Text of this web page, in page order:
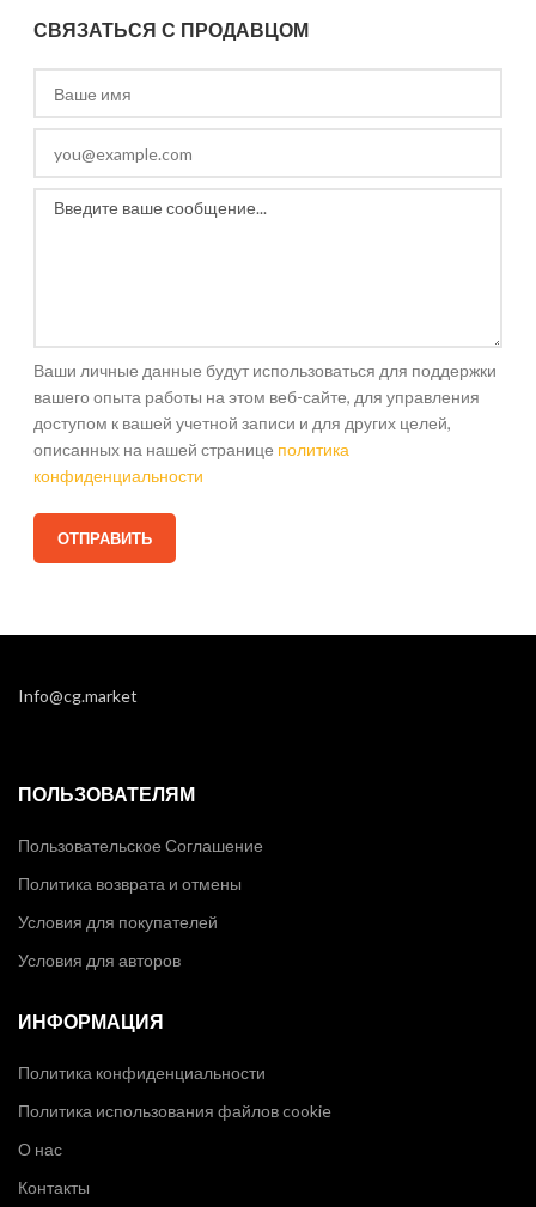
СВЯЗАТЬСЯ С ПРОДАВЦОМ
Ваши личные данные будут использоваться для поддержки
вашего опыта работы на этом веб-сайте, для управления
доступом к вашей учетной записи и для других целей,
описанных на нашей странице политика
конфиденциальности
Info@cg.market
ПОЛЬЗОВАТЕЛЯМ
Пользовательское Соглашение
Политика возврата и отмены
Условия для покупателей
Условия для авторов
ИНФОРМАЦИЯ
Политика конфиденциальности
Политика использования файлов cookie
О нас
Контакты